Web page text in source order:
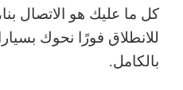
كل ما عليك هو الاتصال
للانطلاق فورًا نحوك
بالكامل.